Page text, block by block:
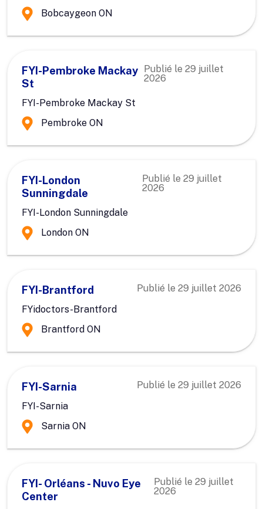
Bobcaygeon ON
FYI-Pembroke Mackay
St
Publié le 29 juillet
2026
FYI-Pembroke Mackay St
Pembroke ON
FYI-London
Sunningdale
Publié le29 juillet
2026
FYI-London Sunningdale
London ON
FYI-Brantford Publié le 29 juillet 2026
FYidoctors-Brantford
Brantford ON
FYI-Sarnia Publié le 29 juillet 2026
FYI-Sarnia
Sarnia ON
FYI- Orléans - Nuvo Eye
Center
Publié le29 juillet
2026